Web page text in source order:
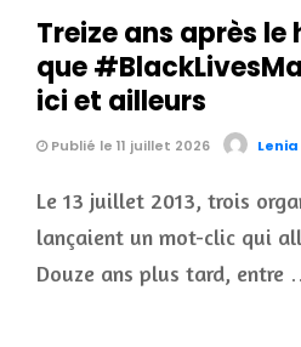
Treize ans après le
que
ici et ailleurs
Publié le 11 juillet 2026 Lenia
Le 13 juillet 2013, trois
lançaient un mot-clic qui
Douze ans plus tard, entre